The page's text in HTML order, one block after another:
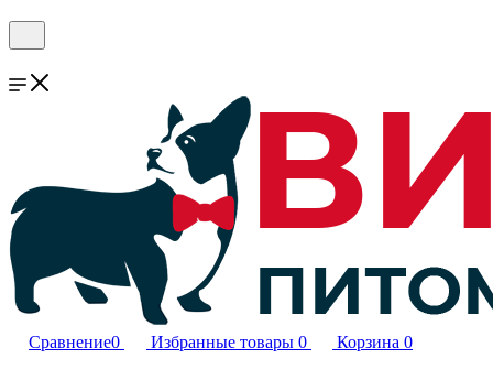
Сравнение0 Избранные товары 0 Корзина 0